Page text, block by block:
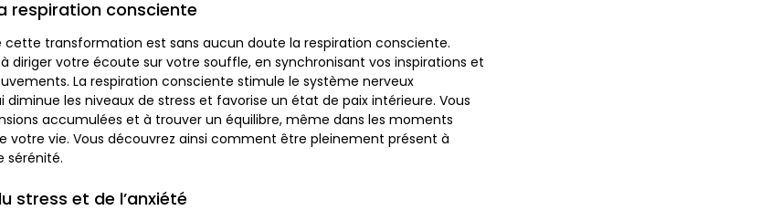
respiration consciente
cette transformation est sans aucun doute la respiration consciente.
diriger votre écoute sur votre souffle, en synchronisant vos inspirations et
La respiration consciente stimule le système nerveux
les niveaux de stress et favorise un état de paix intérieure. Vous
accumulées et à trouver un équilibre, même dans les moments
votre vie. Vous découvrez ainsi comment être pleinement présent à
sérénité.
stress et de l’anxiété